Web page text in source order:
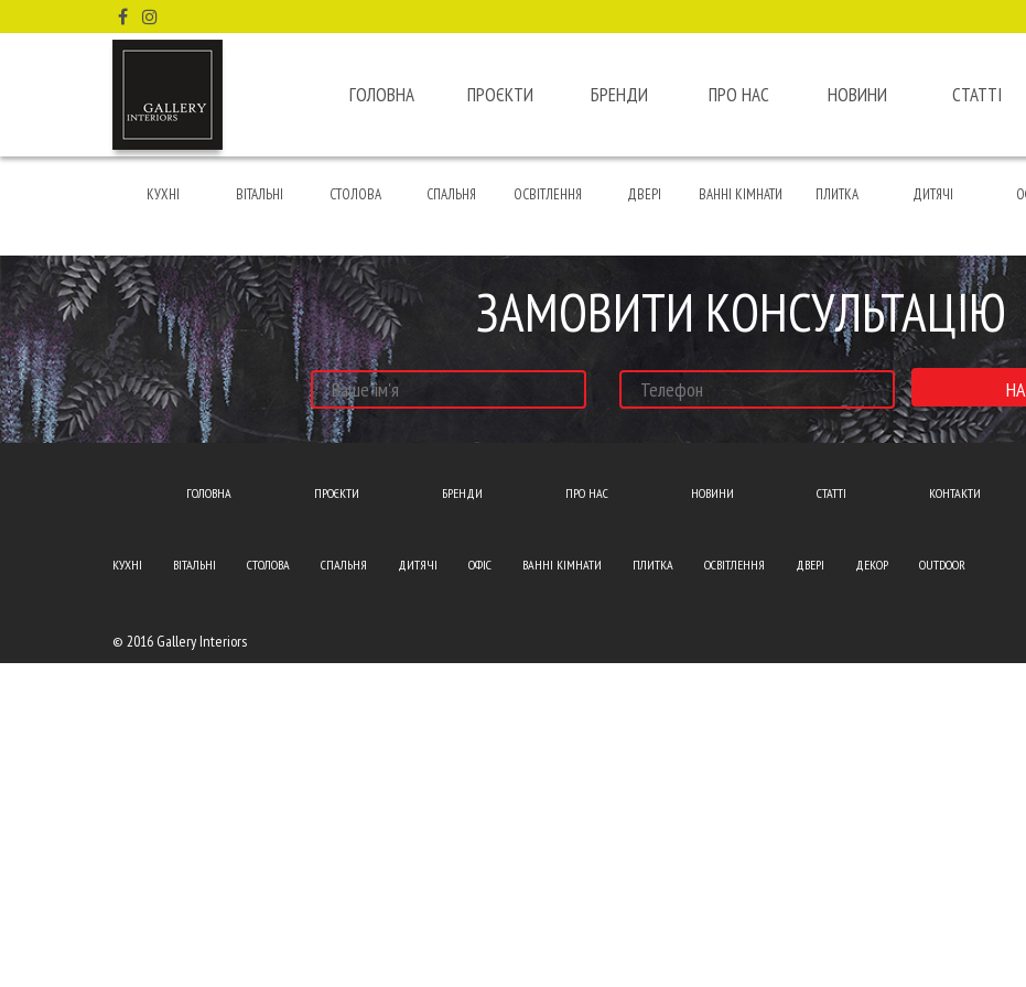
ГОЛОВНА ПРОЄКТИ БРЕНДИ ПРО НАС НОВИНИ СТАТТІ
КУХНІ ВІТАЛЬНІ СТОЛОВА СПАЛЬНЯ ОСВІТЛЕННЯ ДВЕРІ ВАННІ КІМНАТИ ПЛИТКА ДИТЯЧІ
ЗАМОВИТИ КОНСУЛЬТАЦІЮ
ГОЛОВНА ПРОЄКТИ БРЕНДИ ПРО НАС НОВИНИ СТАТТІ КОНТАКТИ
КУХНІ ВІТАЛЬНІ СТОЛОВА СПАЛЬНЯ ДИТЯЧІ ОФІС ВАННІ КІМНАТИ ПЛИТКА ОСВІТЛЕННЯ ДВЕРІ ДЕКОР OUTDOOR
© 2016 Gallery Interiors